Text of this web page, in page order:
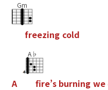
Gm
freezing cold
A
A♭
fre’s burning we